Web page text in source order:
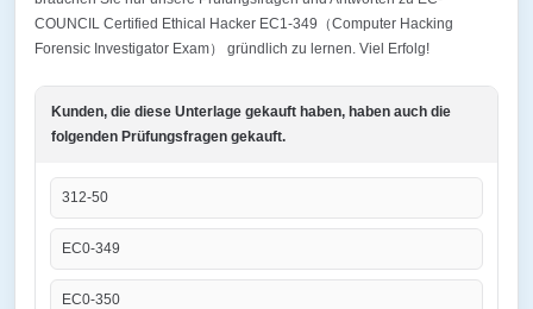
COUNCIL Certified Ethical Hacker EC1-349（Computer Hacking
Forensic Investigator Exam） gründlich zu lernen. Viel Erfolg!
Kunden, die diese Unterlage gekauft haben, haben auch die
folgenden Prüfungsfragen gekauft.
312-50
EC0-349
EC0-350